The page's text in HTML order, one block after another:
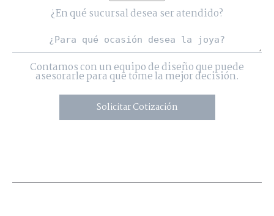
¿En qué sucursal desea ser atendido?
Contamos con un equipo de diseño que puede
asesorarle para que tome la mejor decisión.